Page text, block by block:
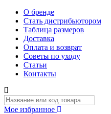
О бренде
Стать дистрибьютором
Таблица размеров
Доставка
Оплата и возврат
Советы по уходу
Статьи
Контакты
Мое избранное